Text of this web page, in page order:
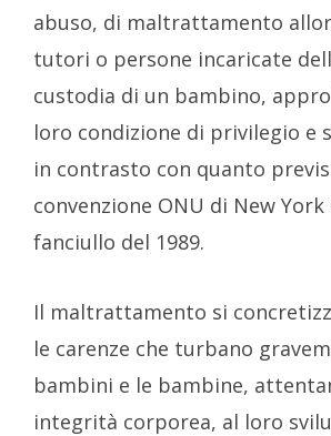
abuso, di maltrattamento
tutori o persone incaricate
custodia di un bambino,
loro condizione di privilegio e
in contrasto con quanto
convenzione ONU di New
fanciullo del 1989.
Il maltrattamento si
le carenze che turbano
bambini e le bambine,
integrità corporea, al loro